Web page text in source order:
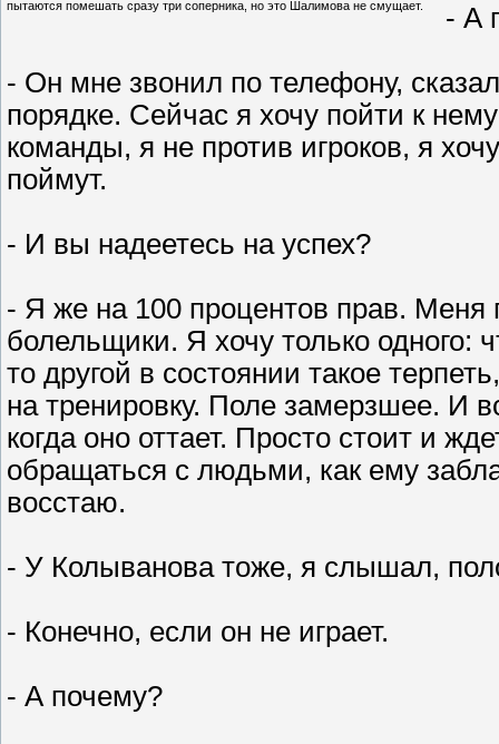
пытаются помешать сразу три соперника, но это Шалимова не смущает.
- А
- Он мне звонил по телефону,
порядке. Сейчас я хочу пойти к
команды, я не против игроков, я
поймут.
- И вы надеетесь на успех?
- Я же на 100 процентов прав.
болельщики. Я хочу только одного:
то другой в состоянии такое
на тренировку. Поле замерзшее. И
когда оно оттает. Просто стоит и
обращаться с людьми, как ему
восстаю.
- У Колыванова тоже, я слышал,
- Конечно, если он не играет.
- А почему?